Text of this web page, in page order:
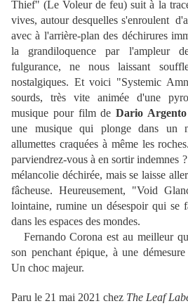
Thief" (Le Voleur de feu) suit à la
vives, autour desquelles s'enroulent
avec à l'arrière-plan des déchirures
la grandiloquence par l'ampleur
fulgurance, ne nous laissant
nostalgiques. Et voici "Systemic
sourds, très vite animée d'une
musique pour film deDario Argento
une musique qui plonge dans un
allumettes craquées à même les
parviendrez-vous à en sortir indemnes
mélancolie déchirée, mais se laisse
fâcheuse. Heureusement, "Void
lointaine, rumine un désespoir qui se
dans les espaces des mondes.
Fernando Corona est au meilleur
son penchant épique, à une
Un choc majeur.
Paru le 21 mai 2021 chez The Leaf